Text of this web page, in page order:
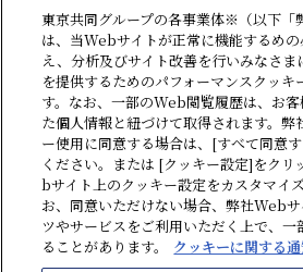
情報セキュリティ方針 プライバシーポリシー
クッキーに関する通知 反社会勢力に対する基本
東京共同グループの各事業体※（以下「
は、当Webサイトが正常に機能するめ
え、分析及びサイト改善を行いみなさま
を提供するためのパフォーマンスクッキ
す。なお、一部のWeb閲覧履歴は、お
た個人情報と紐づけて取得されます。弊
ー使用に同意する場合は、[すべて同意
ください。または [クッキー設定]をクリ
bサイト上のクッキー設定をカスタマイ
お、同意いただけない場合、弊社Web
ツやサービスをご利用いただく上で、一
ることがあります。
クッキーに関する